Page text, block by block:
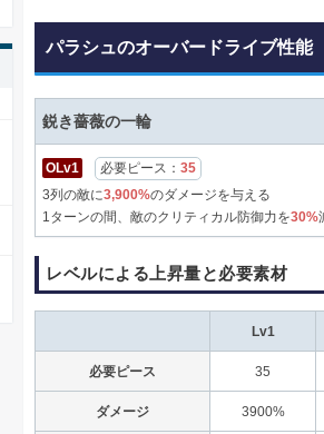
パラシュのオーバードライブ性能
鋭き薔薇の一輪
OLv1 必要ピース： 35
3列の敵に3,900%のダメージを与える
1ターンの間、敵のクリティカル防御力を30%
レベルによる上昇量と必要素材
Lv1
必要ピース 35
ダメージ 3900%